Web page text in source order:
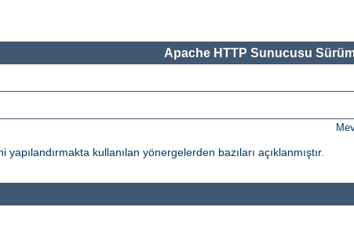
Apache HTTP Sunucusu
kullanılan yönergelerden bazıları açıklanmıştır.